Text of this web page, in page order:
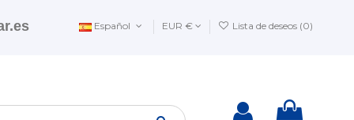
Español EUR € Lista de deseos (0)